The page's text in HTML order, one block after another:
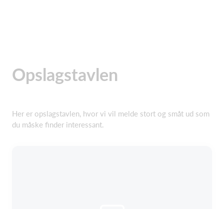
Opslagstavlen
Her er opslagstavlen, hvor vi vil melde stort og småt ud som
du måske finder interessant.